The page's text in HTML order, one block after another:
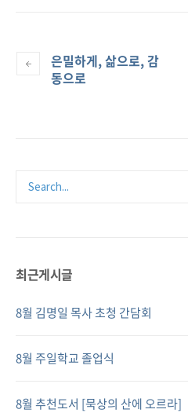
은밀하게, 삶으로, 감
동으로
최근게시글
8월 김명일 목사 초청 간담회
8월 주일학교 졸업식
8월 추천도서 [묵상의 산에 오르라]